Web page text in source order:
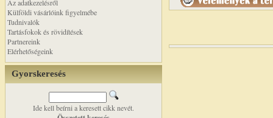
Az adatkezelésről
Külföldi vásárlóink figyelmébe
Tudnivalók
Tartásfokok és rövidítések
Partnereink
Elérhetőségeink
Gyorskeresés
Ide kell beírni a keresett cikk nevét.